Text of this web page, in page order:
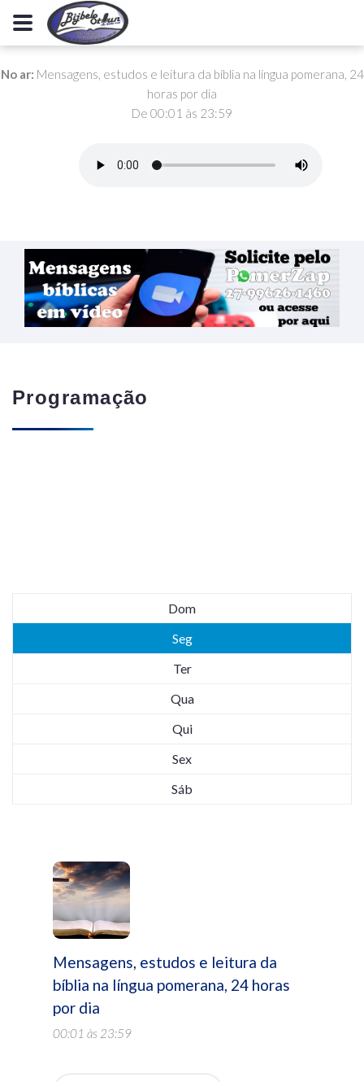
No ar: Mensagens, estudos e leitura da bíblia na língua pomerana, 24
horas por dia
De 00:01 às 23:59
Programação
Dom
Seg
Ter
Qua
Qui
Sex
Sáb
Mensagens, estudos e leitura da
bíblia na língua pomerana, 24 horas
por dia
00:01 às 23:59